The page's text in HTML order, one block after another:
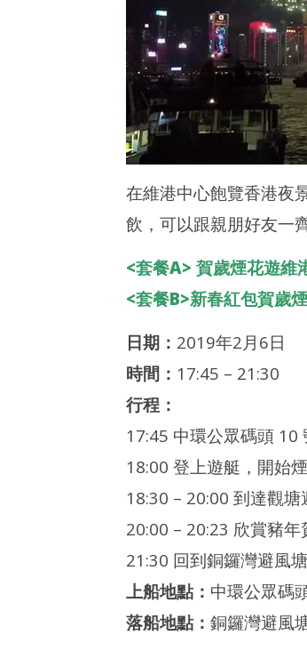
在維港中心飽覽香港夜
飲，可以跟親朋好友一
<套餐A> 賀歲煙花遊維
<套餐B>新春紅包賀歲
日期： 2019年2月6日
時間： 17:45 – 21:30
行程：
17:45 中環公眾碼頭 10
18:00 登上遊艇，開始
18:30 – 20:00 到達觀
20:00 – 20:23 欣賞豬年
21:30 回到銅鑼灣避風
上船地點： 中環公眾碼
落船地點： 銅鑼灣避風